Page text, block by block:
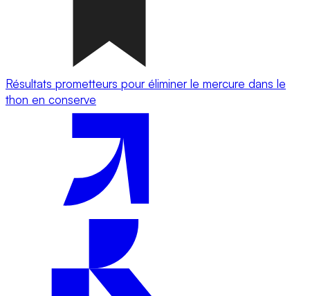
Résultats prometteurs pour éliminer le mercure dans le
thon en conserve